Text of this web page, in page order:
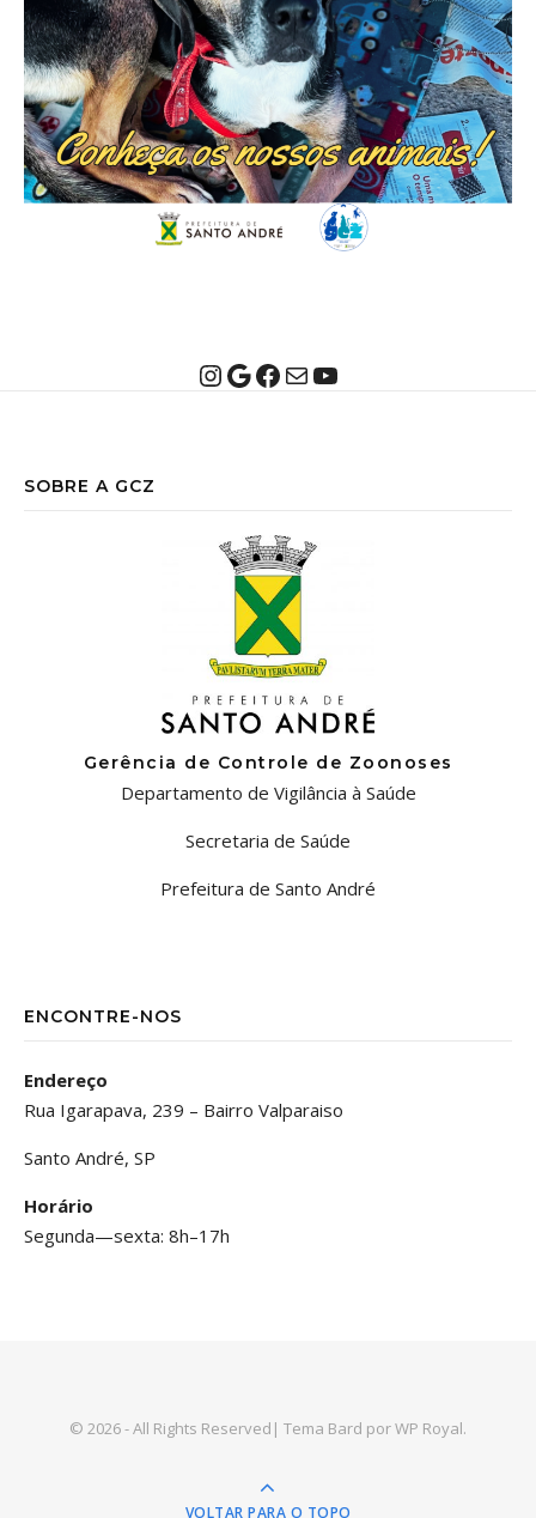
Instagram
Google
Facebook
E-mailYoutube
SOBRE A GCZ
Gerência de Controle de Zoonoses
Departamento de Vigilância à Saúde
Secretaria de Saúde
Prefeitura de Santo André
ENCONTRE-NOS
Endereço
Rua Igarapava, 239 – Bairro Valparaiso
Santo André, SP
Horário
Segunda—sexta: 8h–17h
© 2026 - All Rights Reserved| Tema Bard porWP Royal.
VOLTAR PARA O TOPO